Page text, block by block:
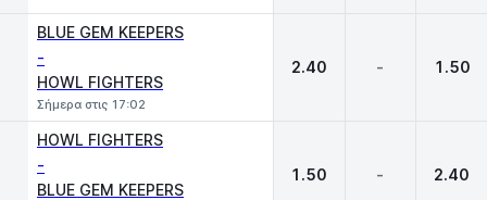
BLUE GEM KEEPERS
-
HOWL FIGHTERS
Σήμερα στις 17:02
2.40 - 1.50
HOWL FIGHTERS
-
BLUE GEM KEEPERS
1.50 - 2.40